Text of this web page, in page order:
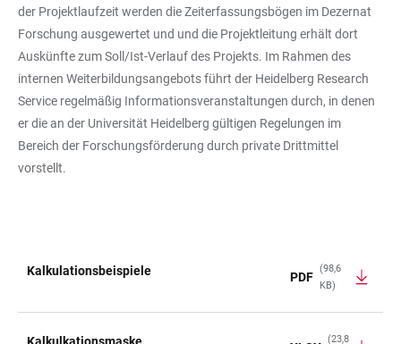
der Projektlaufzeit werden die Zeiterfassungsbögen im Dezernat
Forschung ausgewertet und und die Projektleitung erhält dort
Auskünfte zum Soll/Ist-Verlauf des Projekts. Im Rahmen des
internen Weiterbildungsangebots führt der Heidelberg Research
Service regelmäßig Informationsveranstaltungen durch, in denen
er die an der Universität Heidelberg gültigen Regelungen im
Bereich der Forschungsförderung durch private Drittmittel
vorstellt.
Kalkulationsbeispiele PDF
(98,6
KB)
(23,8